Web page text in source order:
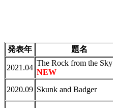
発表年 題名
2021.04
The Rock from the Sky
NEW
2020.09 Skunk and Badger